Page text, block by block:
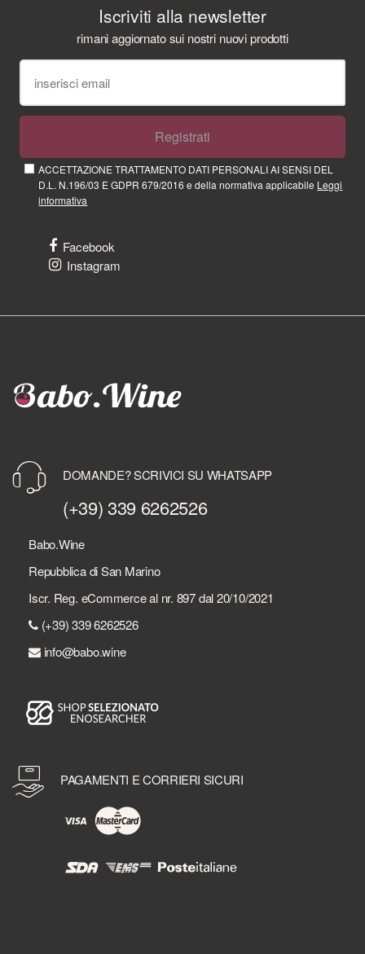
Iscriviti alla newsletter
rimani aggiornato sui nostri nuovi prodotti
Registrati
ACCETTAZIONE TRATTAMENTO DATI PERSONALI AI SENSI DEL
D.L. N.196/03 E GDPR 679/2016 e della normativa applicabile Leggi
informativa
Facebook
Instagram
DOMANDE? SCRIVICI SU WHATSAPP
(+39) 339 6262526
Babo.Wine
Repubblica di San Marino
Iscr. Reg. eCommerce al nr. 897 dal 20/10/2021
(+39) 339 6262526
info@babo.wine
PAGAMENTI E CORRIERI SICURI